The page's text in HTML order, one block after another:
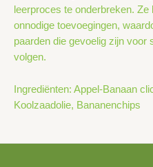
leerproces te onderbreken.
onnodige toevoegingen,
paarden die gevoelig zijn voor
volgen.
Ingrediënten: Appel-Banaan
Koolzaadolie, Bananenchips